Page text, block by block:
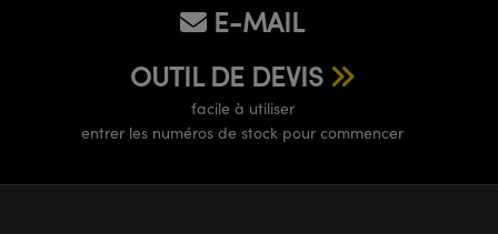
E-MAIL
OUTIL DE DEVIS
facile à utiliser
entrer les numéros de stock pour commencer